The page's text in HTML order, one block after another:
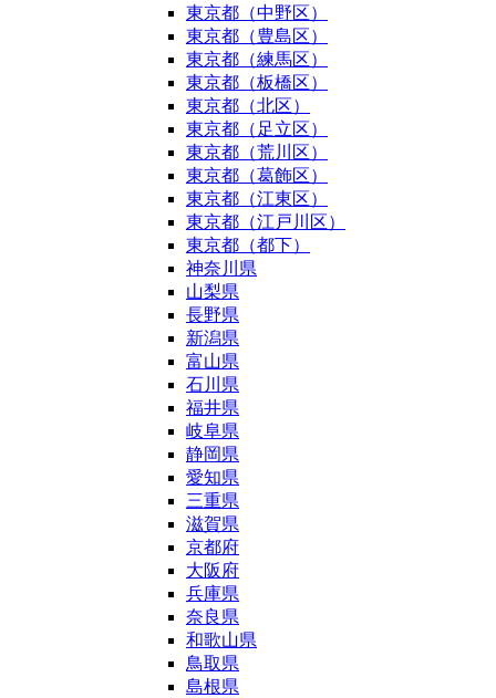
東京都（中野区）
東京都（豊島区）
東京都（練馬区）
東京都（板橋区）
東京都（北区）
東京都（足立区）
東京都（荒川区）
東京都（葛飾区）
東京都（江東区）
東京都（江戸川区）
東京都（都下）
神奈川県
山梨県
長野県
新潟県
富山県
石川県
福井県
岐阜県
静岡県
愛知県
三重県
滋賀県
京都府
大阪府
兵庫県
奈良県
和歌山県
鳥取県
島根県